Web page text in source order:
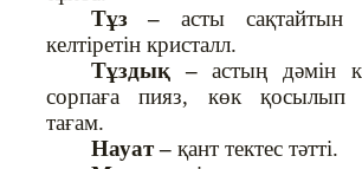
Тұз –асты
келтіретін кристалл.
Тұздық –астың дәмін
сорпаға пияз, көк қосылып
тағам.
Науат – қант тектес тәтті.